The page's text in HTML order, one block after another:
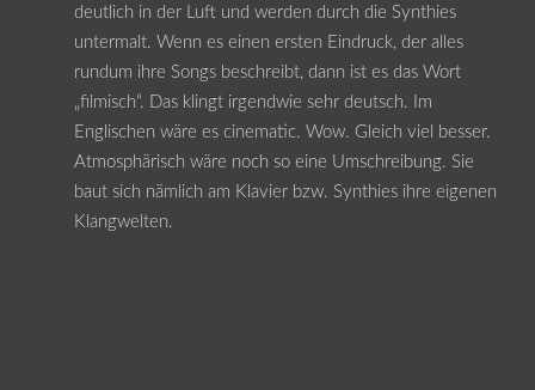
deutlich in der Luft und werden durch die Synthies
untermalt. Wenn es einen ersten Eindruck, der alles
rundum ihre Songs beschreibt, dann ist es das Wort
„filmisch“. Das klingt irgendwie sehr deutsch. Im
Englischen wäre es cinematic. Wow. Gleich viel besser.
Atmosphärisch wäre noch so eine Umschreibung. Sie
baut sich nämlich am Klavier bzw. Synthies ihre eigenen
Klangwelten.